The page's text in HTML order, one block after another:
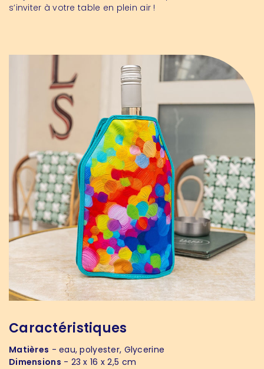
s’inviter à votre table en plein air !
Caractéristiques
Matières - eau, polyester, Glycerine
Dimensions - 23 x 16 x 2,5 cm